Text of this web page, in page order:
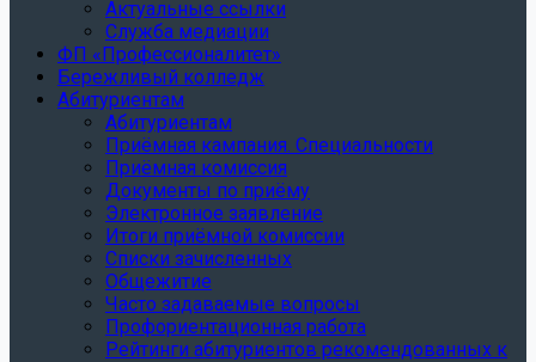
Актуальные ссылки
Служба медиации
ФП «Профессионалитет»
Бережливый колледж
Абитуриентам
Абитуриентам
Приёмная кампания. Специальности
Приёмная комиссия
Документы по приёму
Электронное заявление
Итоги приёмной комиссии
Списки зачисленных
Общежитие
Часто задаваемые вопросы
Профориентационная работа
Рейтинги абитуриентов рекомендованных к